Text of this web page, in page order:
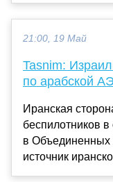
21:00, 19 Май
Tasnim:
по арабской
Иранская
беспилотников
в Объединенных
источник